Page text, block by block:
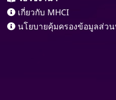
เกี่ยวกับ MHCI
นโยบายคุ้มครองข้อมูลส่ว